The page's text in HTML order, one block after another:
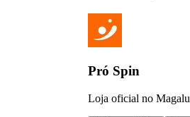
Pró Spin
Loja oficial no Magalu